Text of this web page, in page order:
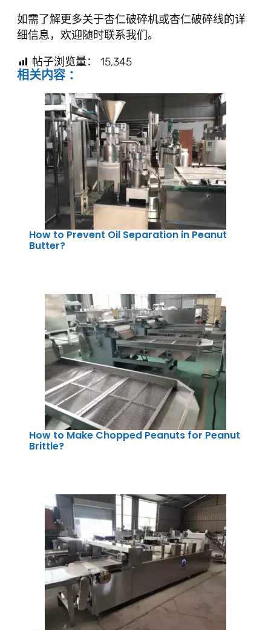
如需了解更多关于杏仁破碎机或杏仁破碎线的详
细信息，欢迎随时联系我们。
帖子浏览量：
15,345
相关内容 ：
How to Prevent Oil Separation in Peanut
Butter?
How to Make Chopped Peanuts for Peanut
Brittle?